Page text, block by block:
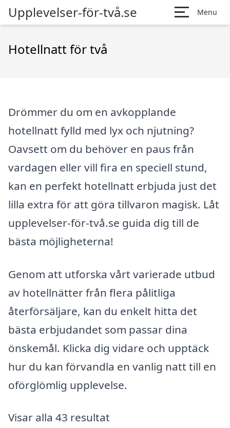
Upplevelser-för-två.se Menu
Hotellnatt för två
Drömmer du om en avkopplande
hotellnatt fylld med lyx och njutning?
Oavsett om du behöver en paus från
vardagen eller vill fira en speciell stund,
kan en perfekt hotellnatt erbjuda just det
lilla extra för att göra tillvaron magisk. Låt
upplevelser-för-två.se guida dig till de
bästa möjligheterna!
Genom att utforska vårt varierade utbud
av hotellnätter från flera pålitliga
återförsäljare, kan du enkelt hitta det
bästa erbjudandet som passar dina
önskemål. Klicka dig vidare och upptäck
hur du kan förvandla en vanlig natt till en
oförglömlig upplevelse.
Visar alla 43 resultat